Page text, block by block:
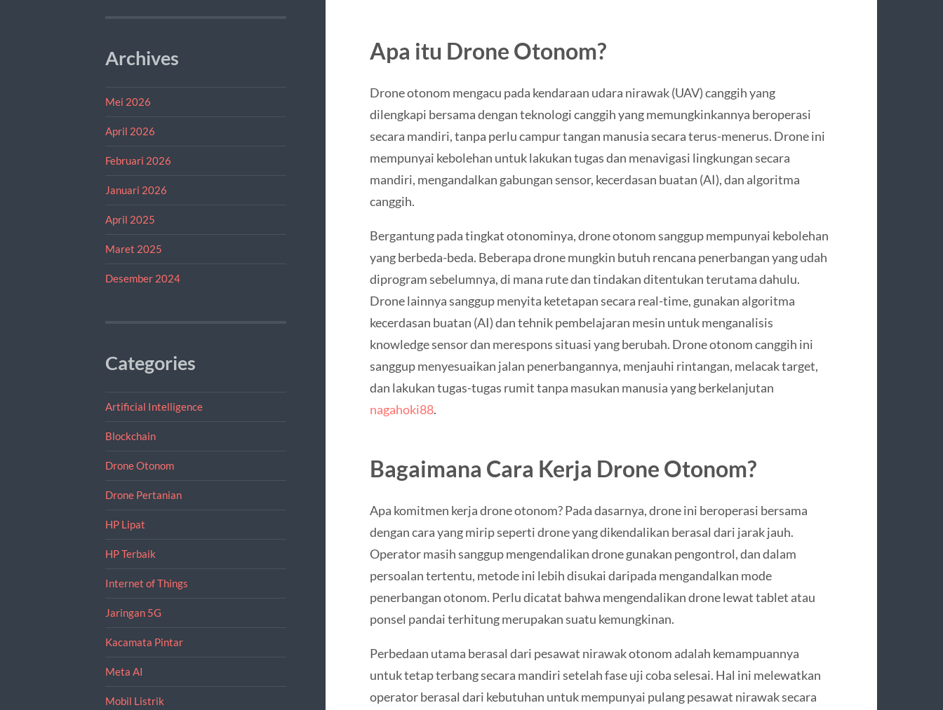
Archives
Mei 2026
April 2026
Februari 2026
Januari 2026
April 2025
Maret 2025
Desember 2024
Categories
Artificial Intelligence
Blockchain
Drone Otonom
Drone Pertanian
HP Lipat
HP Terbaik
Internet of Things
Jaringan 5G
Kacamata Pintar
Meta AI
Mobil Listrik
Apa itu Drone Otonom?
Drone otonom mengacu pada kendaraan udara nirawak (UAV) canggih yang
dilengkapi bersama dengan teknologi canggih yang memungkinkannya beroperasi
secara mandiri, tanpa perlu campur tangan manusia secara terus-menerus. Drone ini
mempunyai kebolehan untuk lakukan tugas dan menavigasi lingkungan secara
mandiri, mengandalkan gabungan sensor, kecerdasan buatan (AI), dan algoritma
canggih.
Bergantung pada tingkat otonominya, drone otonom sanggup mempunyai kebolehan
yang berbeda-beda. Beberapa drone mungkin butuh rencana penerbangan yang udah
diprogram sebelumnya, di mana rute dan tindakan ditentukan terutama dahulu.
Drone lainnya sanggup menyita ketetapan secara real-time, gunakan algoritma
kecerdasan buatan (AI) dan tehnik pembelajaran mesin untuk menganalisis
knowledge sensor dan merespons situasi yang berubah. Drone otonom canggih ini
sanggup menyesuaikan jalan penerbangannya, menjauhi rintangan, melacak target,
dan lakukan tugas-tugas rumit tanpa masukan manusia yang berkelanjutan
nagahoki88.
Bagaimana Cara Kerja Drone Otonom?
Apa komitmen kerja drone otonom? Pada dasarnya, drone ini beroperasi bersama
dengan cara yang mirip seperti drone yang dikendalikan berasal dari jarak jauh.
Operator masih sanggup mengendalikan drone gunakan pengontrol, dan dalam
persoalan tertentu, metode ini lebih disukai daripada mengandalkan mode
penerbangan otonom. Perlu dicatat bahwa mengendalikan drone lewat tablet atau
ponsel pandai terhitung merupakan suatu kemungkinan.
Perbedaan utama berasal dari pesawat nirawak otonom adalah kemampuannya
untuk tetap terbang secara mandiri setelah fase uji coba selesai. Hal ini melewatkan
operator berasal dari kebutuhan untuk mempunyai pulang pesawat nirawak secara